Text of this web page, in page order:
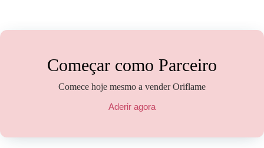
Começar como Parceiro
Comece hoje mesmo a vender Oriflame
Aderir agora